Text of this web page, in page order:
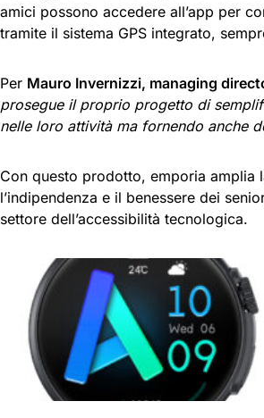
amici possono accedere all’app per
tramite il sistema GPS integrato,
Per Mauro Invernizzi, managing
prosegue il proprio progetto di
nelle loro attività ma fornendo anche
Con questo prodotto, emporia
l’indipendenza e il benessere dei
settore dell’accessibilità tecnologica.